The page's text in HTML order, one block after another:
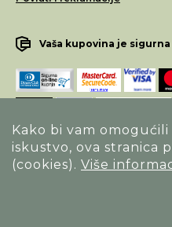
Kako bi vam
iskustvo, ova stranica
(cookies). Više
Vaša kupovina je sigurna
Opći uvjeti poslovanja
Sva prava pridržana.